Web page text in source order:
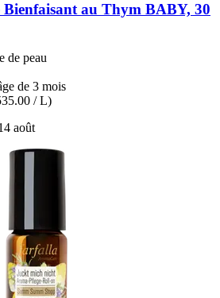
Bienfaisant au Thym BABY, 30
de peau
de 3 mois
/ L)
août